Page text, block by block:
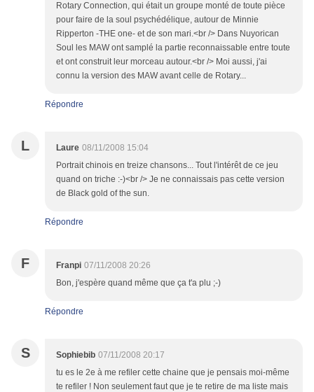
Rotary Connection, qui était un groupe monté de toute pièce
pour faire de la soul psychédélique, autour de Minnie
Ripperton -THE one- et de son mari.<br /> Dans Nuyorican
Soul les MAW ont samplé la partie reconnaissable entre toute
et ont construit leur morceau autour.<br /> Moi aussi, j'ai
connu la version des MAW avant celle de Rotary...
Répondre
L Laure 08/11/2008 15:04
Portrait chinois en treize chansons... Tout l'intérêt de ce jeu
quand on triche :-)<br /> Je ne connaissais pas cette version
de Black gold of the sun.
Répondre
F Franpi 07/11/2008 20:26
Bon, j'espère quand même que ça t'a plu ;-)
Répondre
S Sophiebib 07/11/2008 20:17
tu es le 2e à me refiler cette chaine que je pensais moi-même
te refiler ! Non seulement faut que je te retire de ma liste mais